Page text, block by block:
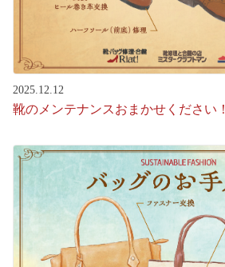
2025.12.12
靴のメンテナンスおまかせください！